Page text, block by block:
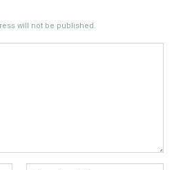
will not be published.